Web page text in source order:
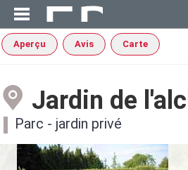
Aperçu Avis Carte
Jardin de
Parc - jardin privé